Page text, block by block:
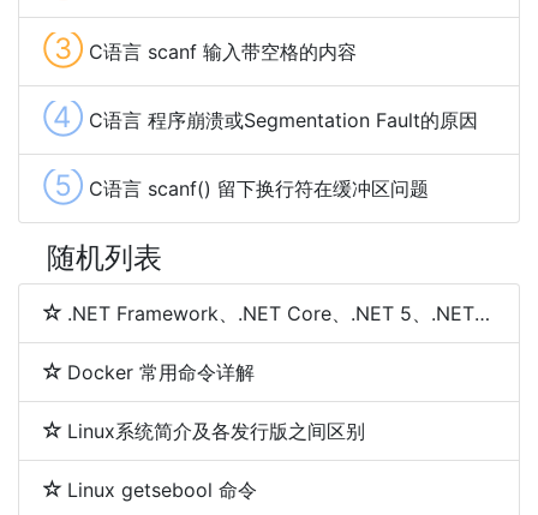
③ C语言 scanf 输入带空格的内容
④ C语言 程序崩溃或Segmentation Fault的原因
⑤ C语言 scanf() 留下换行符在缓冲区问题
随机列表
.NET Framework、.NET Core、.NET 5、.NET 6和.NET 7 简介及区别
Docker 常用命令详解
Linux系统简介及各发行版之间区别
Linux getsebool 命令